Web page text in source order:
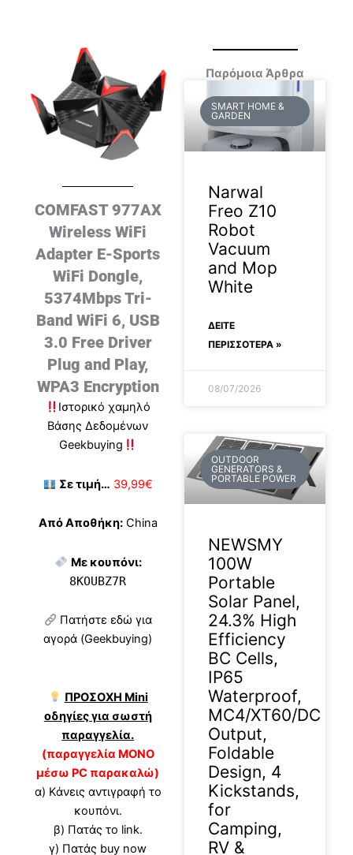
COMFAST 977AX
Wireless WiFi
Adapter E-Sports
WiFi Dongle,
5374Mbps Tri-
Band WiFi 6, USB
3.0 Free Driver
Plug and Play,
WPA3 Encryption
Ιστορικό χαμηλό
Βάσης Δεδομένων
Geekbuying
Σε τιμή… 39,99€
Από Αποθήκη:China
Με κουπόνι:
8KOUBZ7R
Πατήστε εδώ για
αγορά (Geekbuying)
ΠΡΟΣΟΧΗ Mini
οδηγίες για σωστή
παραγγελία.
(παραγγελία ΜΟΝΟ
μέσω PC παρακαλώ)
α) Κάνεις αντιγραφή το
κουπόνι.
β) Πατάς το link.
γ) Πατάς buy now
Παρόμοια Άρθρα
SMART HOME &
GARDEN
Narwal
Freo Z10
Robot
Vacuum
and Mop
White
ΔΕΊΤΕ
ΠΕΡΙΣΣΟΤΕΡΑ »
08/07/2026
OUTDOOR
GENERATORS &
PORTABLE POWER
NEWSMY
100W
Portable
Solar Panel,
24.3% High
Efficiency
BC Cells,
IP65
Waterproof,
MC4/XT60/DC
Output,
Foldable
Design, 4
Kickstands,
for
Camping,
RV &